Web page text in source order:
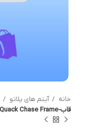
خانه آیتم های پلاتو
قاب-Quack Chase Frame